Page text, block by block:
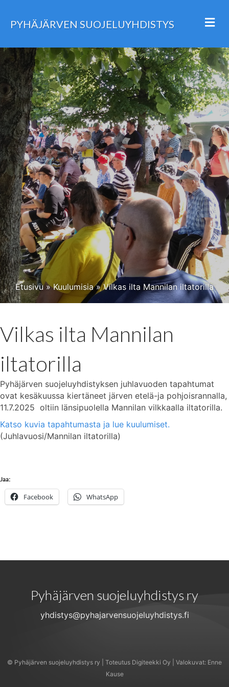
PYHÄJÄRVEN SUOJELUYHDISTYS
Etusivu»Kuulumisia»Vilkas ilta Mannilan iltatorilla
Vilkas ilta Mannilan
iltatorilla
Pyhäjärven suojeluyhdistyksen juhlavuoden tapahtumat
ovat kesäkuussa kiertäneet järven etelä-ja pohjoisrannalla,
11.7.2025 oltiin länsipuolella Mannilan vilkkaalla iltatorilla.
Katso kuvia tapahtumasta ja lue kuulumiset.
(Juhlavuosi/Mannilan iltatorilla)
Jaa:
Facebook WhatsApp
Pyhäjärven suojeluyhdistys ry
yhdistys@pyhajarvensuojeluyhdistys.fi
© Pyhäjärven suojeluyhdistys ry | Toteutus Digiteekki Oy | Valokuvat: Enne
Kause